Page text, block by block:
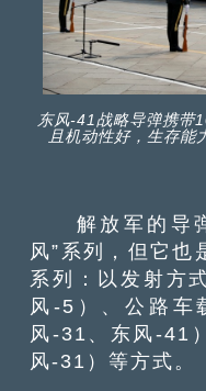
东风-41战略导弹携带
且机动性好，生存能
解放军的导弹
风”系列，但它也
系列：以发射方
风-5）、公路车
风-31、东风-41
风-31）等方式。